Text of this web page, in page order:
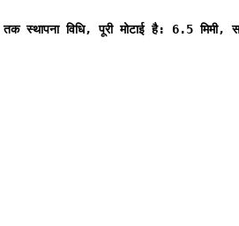
स्थापना विधि, पूरी मोटाई है: 6.5 मिमी,